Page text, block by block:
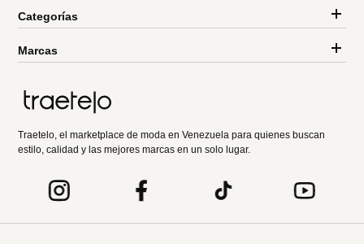
Categorías
Marcas
Traetelo, el marketplace de moda en Venezuela para quienes buscan
estilo, calidad y las mejores marcas en un solo lugar.